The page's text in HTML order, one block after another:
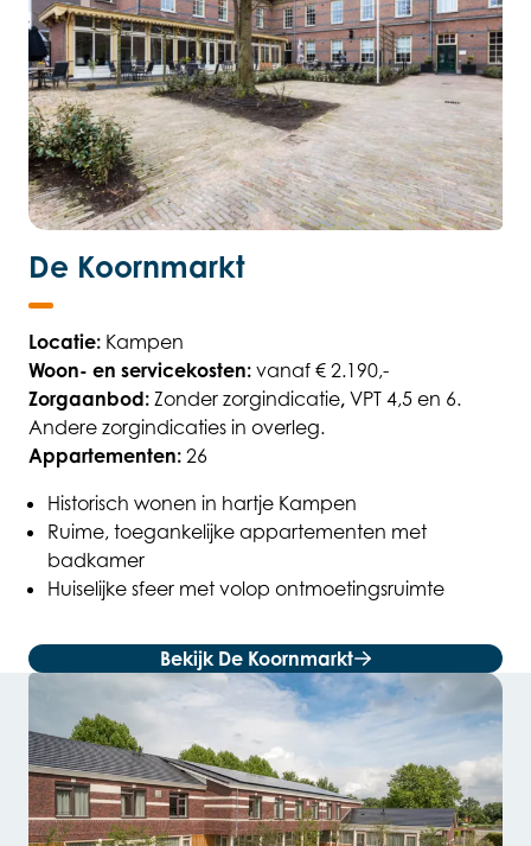
De Koornmarkt
Locatie: Kampen
Woon- en servicekosten: vanaf € 2.190,-
Zorgaanbod: Zonder zorgindicatie, VPT 4,5 en 6.
Andere zorgindicaties in overleg.
Appartementen: 26
Historisch wonen in hartje Kampen
Ruime, toegankelijke appartementen met
badkamer
Huiselijke sfeer met volop ontmoetingsruimte
Bekijk De Koornmarkt